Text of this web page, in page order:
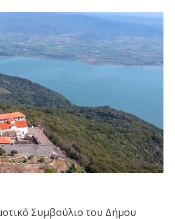
Συμβούλιο του Δήμου